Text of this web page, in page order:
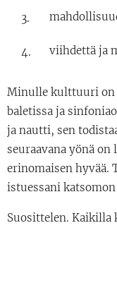
viihdettä ja
Minulle kulttuuri on
baletissa ja
ja nautti, sen
seuraavana yönä
erinomaisen hyvää.
istuessani
Suosittelen. Kaikilla